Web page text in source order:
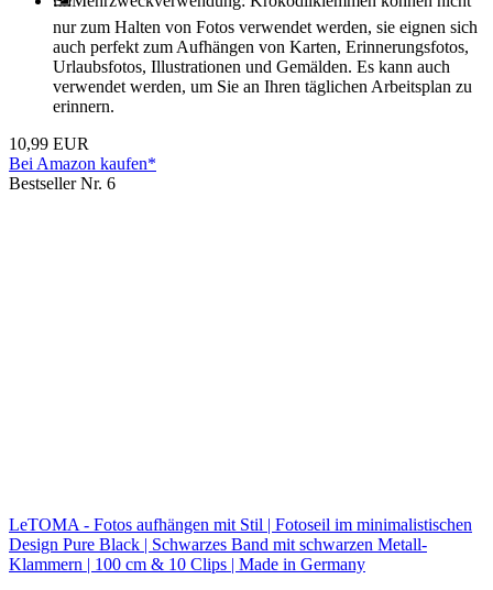
nur zum Halten von Fotos verwendet werden, sie eignen sich
auch perfekt zum Aufhängen von Karten, Erinnerungsfotos,
Urlaubsfotos, Illustrationen und Gemälden. Es kann auch
verwendet werden, um Sie an Ihren täglichen Arbeitsplan zu
erinnern.
10,99 EUR
Bei Amazon kaufen*
Bestseller Nr. 6
LeTOMA - Fotos aufhängen mit Stil | Fotoseil im minimalistischen
Design Pure Black | Schwarzes Band mit schwarzen Metall-
Klammern | 100 cm & 10 Clips | Made in Germany